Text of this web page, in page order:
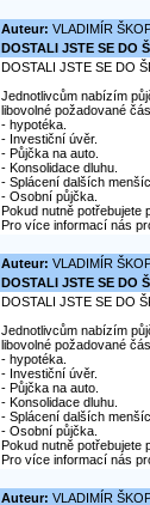
Auteur: VLADIMÍR
DOSTALI JSTE SE DO
DOSTALI JSTE SE DO
Jednotlivcům nabízím
libovolné požadované
- hypotéka.
- Investiční úvěr.
- Půjčka na auto.
- Konsolidace dluhu.
- Splácení dalších
- Osobní půjčka.
Pokud nutně potřebujete
Pro více informací nás
Auteur: VLADIMÍR
DOSTALI JSTE SE DO
DOSTALI JSTE SE DO
Jednotlivcům nabízím
libovolné požadované
- hypotéka.
- Investiční úvěr.
- Půjčka na auto.
- Konsolidace dluhu.
- Splácení dalších
- Osobní půjčka.
Pokud nutně potřebujete
Pro více informací nás
Auteur: VLADIMÍR